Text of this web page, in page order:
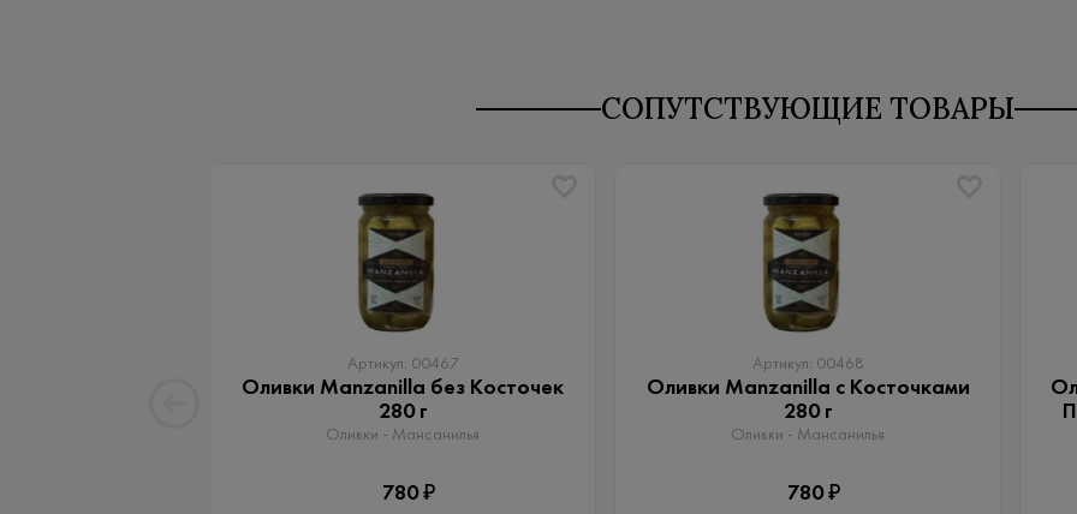
СОПУТСТВУЮЩИЕ ТОВАРЫ
Артикул: 00467
Оливки Manzanilla без Косточек
280 г
Оливки - Мансанилья
780 ₽
Артикул: 00468
Оливки Manzanilla с Косточками
280 г
Оливки - Мансанилья
780 ₽